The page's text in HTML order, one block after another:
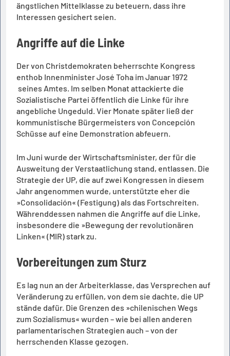
ängstlichen Mittelklasse zu beteuern, dass ihre
Interessen gesichert seien.
Angriffe auf die Linke
Der von Christdemokraten beherrschte Kongress
enthob Innenminister José Toha im Januar 1972
seines Amtes. Im selben Monat attackierte die
Sozialistische Partei öffentlich die Linke für ihre
angebliche Ungeduld. Vier Monate später ließ der
kommunistische Bürgermeisters von Concepción
Schüsse auf eine Demonstration abfeuern.
Im Juni wurde der Wirtschaftsminister, der für die
Ausweitung der Verstaatlichung stand, entlassen. Die
Strategie der UP, die auf zwei Kongressen in diesem
Jahr angenommen wurde, unterstützte eher die
»Consolidación« (Festigung) als das Fortschreiten.
Währenddessen nahmen die Angriffe auf die Linke,
insbesondere die »Bewegung der revolutionären
Linken« (MIR) stark zu.
Vorbereitungen zum Sturz
Es lag nun an der Arbeiterklasse, das Versprechen auf
Veränderung zu erfüllen, von dem sie dachte, die UP
stände dafür. Die Grenzen des »chilenischen Wegs
zum Sozialismus« wurden – wie bei allen anderen
parlamentarischen Strategien auch – von der
herrschenden Klasse gezogen.